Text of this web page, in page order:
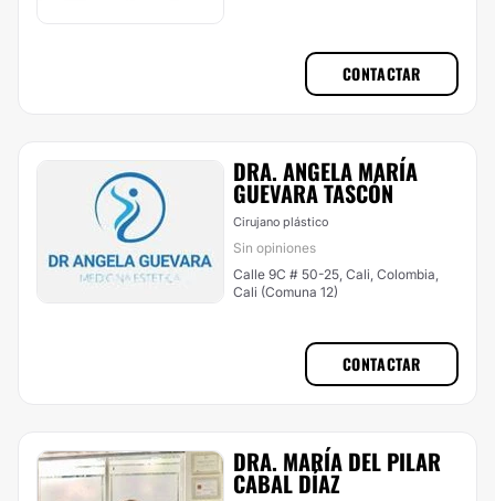
CONTACTAR
DRA. ANGELA MARÍA
GUEVARA TASCÓN
Cirujano plástico
Sin opiniones
Calle 9C # 50-25, Cali, Colombia,
Cali (Comuna 12)
CONTACTAR
DRA. MARÍA DEL PILAR
CABAL DÍAZ